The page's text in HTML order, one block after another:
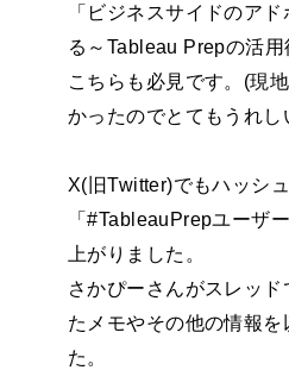
「ビジネスサイドのア
る～Tableau Prepの活用
こちらも必見です。(現
かったのでとてもうれし
X(旧Twitter)でもハッシ
「#TableauPrepユーザ
上がりました。
さかぴーさんがスレッ
たメモやその他の情報を
た。